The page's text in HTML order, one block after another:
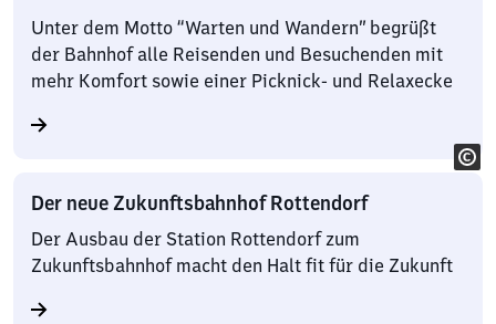
Unter dem Motto “Warten und Wandern” begrüßt
der Bahnhof alle Reisenden und Besuchenden mit
mehr Komfort sowie einer Picknick- und Relaxecke
Der neue Zukunftsbahnhof Rottendorf
Der Ausbau der Station Rottendorf zum
Zukunftsbahnhof macht den Halt fit für die Zukunft